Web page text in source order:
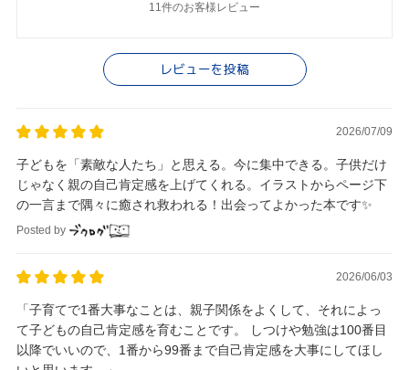
11件のお客様レビュー
レビューを投稿
2026/07/09
子どもを「素敵な人たち」と思える。今に集中できる。子供だけ
じゃなく親の自己肯定感を上げてくれる。イラストからページ下
の一言まで隅々に癒され救われる！出会ってよかった本です✨️
Posted by
2026/06/03
「子育てで1番大事なことは、親子関係をよくして、それによっ
て子どもの自己肯定感を育むことです。 しつけや勉強は100番目
以降でいいので、1番から99番まで自己肯定感を大事にしてほし